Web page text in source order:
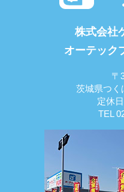
株式会社
オーテッ
〒
茨城県つく
定休
TEL